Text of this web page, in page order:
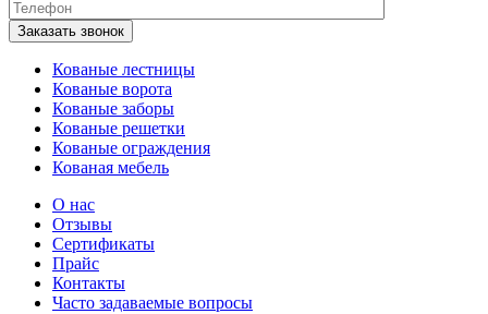
Кованые лестницы
Кованые ворота
Кованые заборы
Кованые решетки
Кованые ограждения
Кованая мебель
О нас
Отзывы
Сертификаты
Прайс
Контакты
Часто задаваемые вопросы